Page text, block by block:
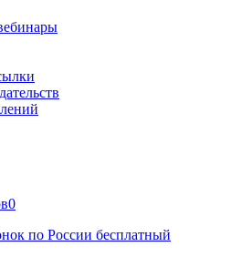
0
по России бесплатный